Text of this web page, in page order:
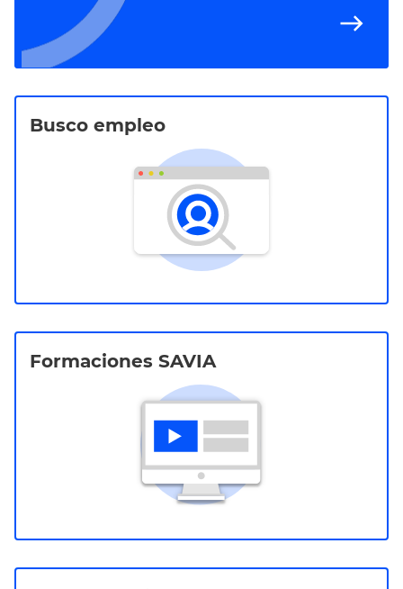
east
Busco empleo
Formaciones SAVIA